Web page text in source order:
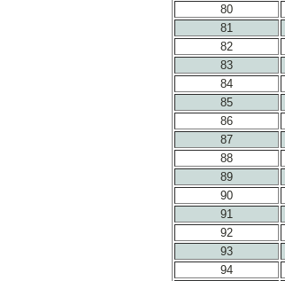
80
81
82
83
84
85
86
87
88
89
90
91
92
93
94